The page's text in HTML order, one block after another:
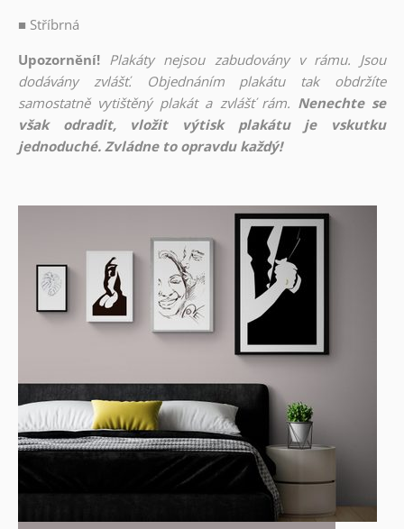
■ Stříbrná
Upozornění! Plakáty nejsou zabudovány v rámu. Jsou
dodávány zvlášť. Objednáním plakátu tak obdržíte
samostatně vytištěný plakát a zvlášť rám. Nenechte se
však odradit, vložit výtisk plakátu je vskutku
jednoduché. Zvládne to opravdu každý!